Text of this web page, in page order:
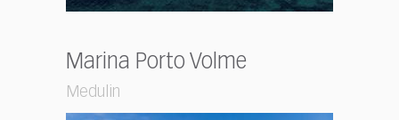
Marina Porto Volme
Medulin